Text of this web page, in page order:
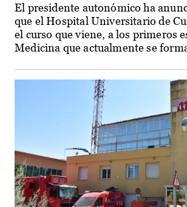
El presidente autonómico ha
que el Hospital Universitario de
el curso que viene, a los primeros
Medicina que actualmente se